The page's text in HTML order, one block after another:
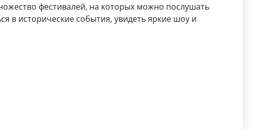
фестивалей, на которых можно послушать
в исторические события, увидеть яркие шоу и